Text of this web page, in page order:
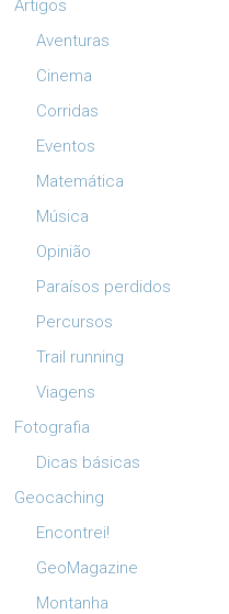
Artigos
Aventuras
Cinema
Corridas
Eventos
Matemática
Música
Opinião
Paraísos perdidos
Percursos
Trail running
Viagens
Fotografia
Dicas básicas
Geocaching
Encontrei!
GeoMagazine
Montanha